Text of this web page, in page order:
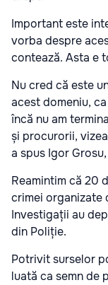
Important este
vorba despre
contează. Asta e
Nu cred că este
acest domeniu,
încă nu am
și procurorii,
a spus Igor
Reamintim că 20
crimei organizate
Investigații au
din Poliție.
Potrivit surselor
luată ca semn de